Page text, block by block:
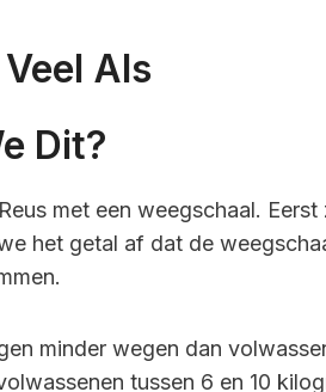
Als
Dit?
met een weegschaal.
het getal af dat de
minder wegen dan
tussen 6 en 10